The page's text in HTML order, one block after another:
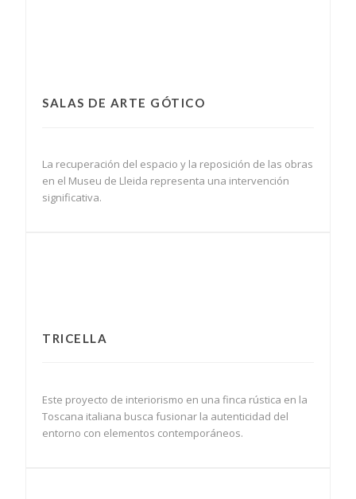
SALAS DE ARTE GÓTICO
La recuperación del espacio y la reposición de las obras
en el Museu de Lleida representa una intervención
significativa.
TRICELLA
Este proyecto de interiorismo en una finca rústica en la
Toscana italiana busca fusionar la autenticidad del
entorno con elementos contemporáneos.